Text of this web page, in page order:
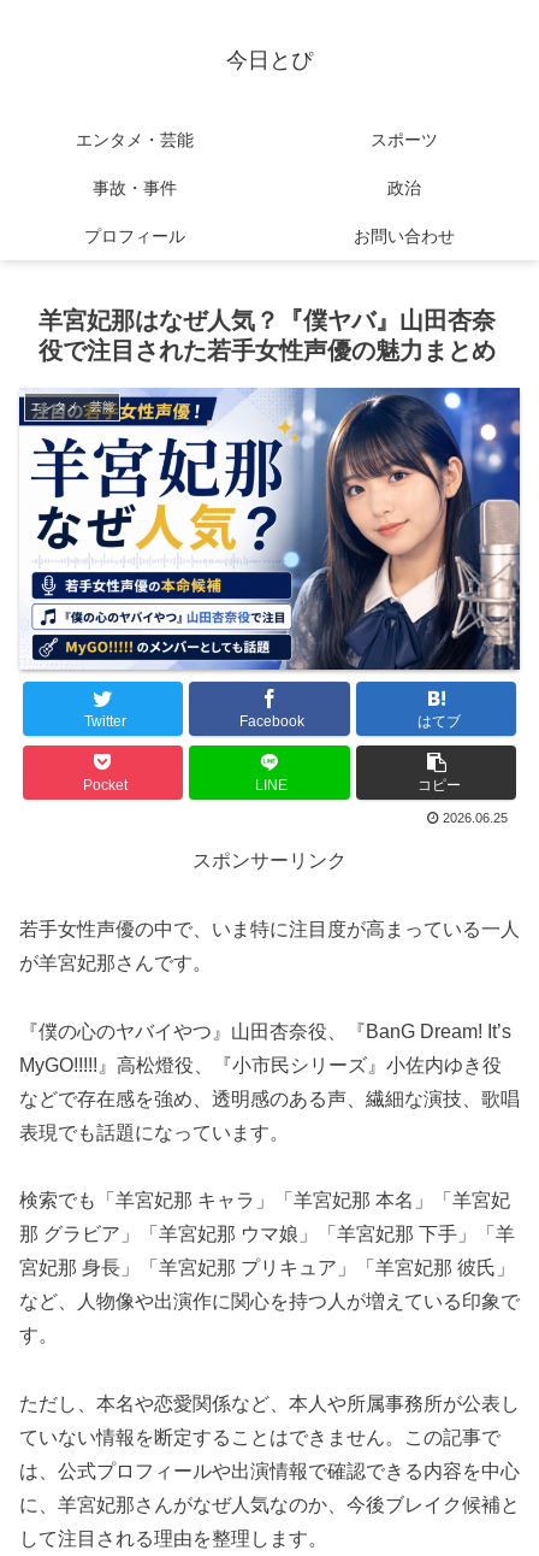
今日とぴ
エンタメ・芸能 スポーツ
事故・事件 政治
プロフィール お問い合わせ
羊宮妃那はなぜ人気？『僕ヤバ』山田杏奈
役で注目された若手女性声優の魅力まとめ
エンタメ・芸能
Twitter Facebook はてブ
Pocket LINE コピー
2026.06.25
スポンサーリンク
若手女性声優の中で、いま特に注目度が高まっている一人
が羊宮妃那さんです。
『僕の心のヤバイやつ』山田杏奈役、『BanG Dream! It’s
MyGO!!!!!』高松燈役、『小市民シリーズ』小佐内ゆき役
などで存在感を強め、透明感のある声、繊細な演技、歌唱
表現でも話題になっています。
検索でも「羊宮妃那 キャラ」「羊宮妃那 本名」「羊宮妃
那 グラビア」「羊宮妃那 ウマ娘」「羊宮妃那 下手」「羊
宮妃那 身長」「羊宮妃那 プリキュア」「羊宮妃那 彼氏」
など、人物像や出演作に関心を持つ人が増えている印象で
す。
ただし、本名や恋愛関係など、本人や所属事務所が公表し
ていない情報を断定することはできません。この記事で
は、公式プロフィールや出演情報で確認できる内容を中心
に、羊宮妃那さんがなぜ人気なのか、今後ブレイク候補と
して注目される理由を整理します。